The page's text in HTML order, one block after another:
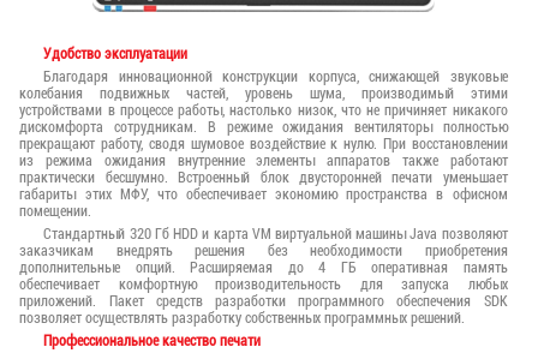
Удобство эксплуатации
Благодаря инновационной конструкции корпуса, снижающей звуковые
колебания подвижных частей, уровень шума, производимый этими
устройствами в процессе работы, настолько низок, что не причиняет никакого
дискомфорта сотрудникам. В режиме ожидания вентиляторы полностью
прекращают работу, сводя шумовое воздействие к нулю. При восстановлении
из режима ожидания внутренние элементы аппаратов также работают
практически бесшумно. Встроенный блок двусторонней печати уменьшает
габариты этих МФУ, что обеспечивает экономию пространства в офисном
помещении.
Стандартный 320 Гб HDD и карта VM виртуальной машины Java позволяют
заказчикам внедрять решения без необходимости приобретения
дополнительные опций. Расширяемая до 4 ГБ оперативная память
обеспечивает комфортную производительность для запуска любых
приложений. Пакет средств разработки программного обеспечения SDK
позволяет осуществлять разработку собственных программных решений.
Профессиональное качество печати